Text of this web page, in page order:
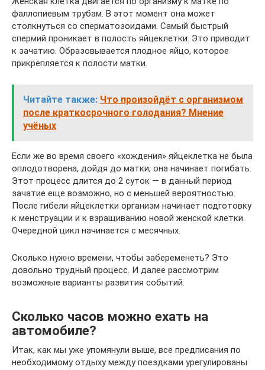
фаллопиевым трубам. В этот момент она может
столкнуться со сперматозоидами. Самый быстрый
спермий проникает в полость яйцеклетки. Это приводит
к зачатию. Образовывается плодное яйцо, которое
прикрепляется к полости матки.
Читайте также: Что произойдёт с организмом
после краткосрочного голодания? Мнение
учёных
Если же во время своего «хождения» яйцеклетка не была
оплодотворена, дойдя до матки, она начинает погибать.
Этот процесс длится до 2 суток — в данный период
зачатие еще возможно, но с меньшей вероятностью.
После гибели яйцеклетки организм начинает подготовку
к менструации и к взращиванию новой женской клетки.
Очередной цикл начинается с месячных.
Сколько нужно времени, чтобы забеременеть? Это
довольно трудный процесс. И далее рассмотрим
возможные варианты развития событий.
Сколько часов можно ехать на
автомобиле?
Итак, как мы уже упомянули выше, все предписания по
необходимому отдыху между поездками урегулированы